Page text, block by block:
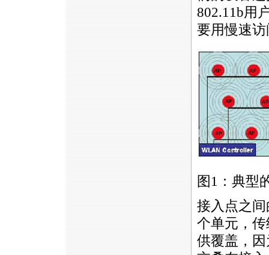
802.11b用
要用慢速
图1：典型
接入点之
个单元，
供覆盖，